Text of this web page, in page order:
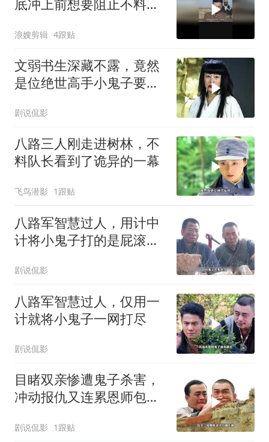
底冲上前想要阻止不料最
浪嫂剪辑 4跟贴
文弱书生深藏不露，竟然
是位绝世高手小鬼子要惨
剧说侃影
八路三人刚走进树林，不
料队长看到了诡异的一幕
飞鸟潜影 1跟贴
八路军智慧过人，用计中
计将小鬼子打的是屁滚尿
剧说侃影
八路军智慧过人，仅用一
计就将小鬼子一网打尽
剧说侃影
目睹双亲惨遭鬼子杀害，
冲动报仇又连累恩师包疙
剧说侃影 1跟贴